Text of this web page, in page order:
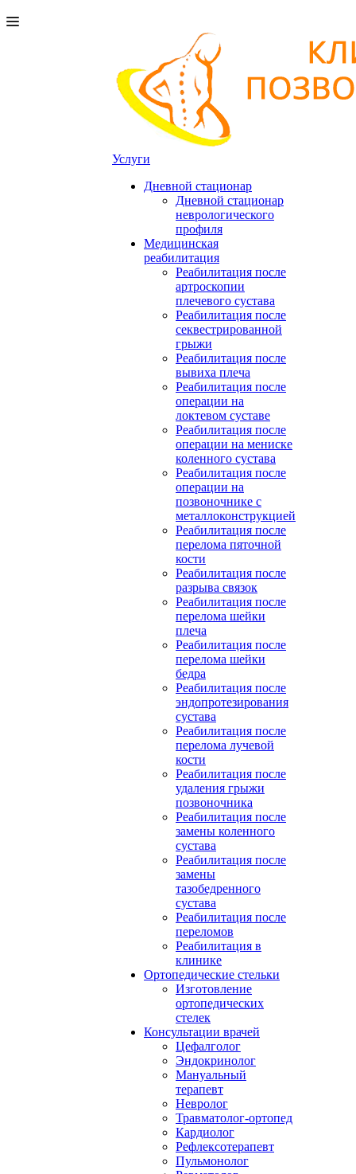
Услуги
Дневной стационар
Дневной стационар
неврологического
профиля
Медицинская
реабилитация
Реабилитация после
артроскопии
плечевого сустава
Реабилитация после
секвестрированной
грыжи
Реабилитация после
вывиха плеча
Реабилитация после
операции на
локтевом суставе
Реабилитация после
операции на мениске
коленного сустава
Реабилитация после
операции на
позвоночнике с
металлоконструкцией
Реабилитация после
перелома пяточной
кости
Реабилитация после
разрыва связок
Реабилитация после
перелома шейки
плеча
Реабилитация после
перелома шейки
бедра
Реабилитация после
эндопротезирования
сустава
Реабилитация после
перелома лучевой
кости
Реабилитация после
удаления грыжи
позвоночника
Реабилитация после
замены коленного
сустава
Реабилитация после
замены
тазобедренного
сустава
Реабилитация после
переломов
Реабилитация в
клинике
Ортопедические стельки
Изготовление
ортопедических
стелек
Консультации врачей
Цефалголог
Эндокринолог
Мануальный
терапевт
Невролог
Травматолог-ортопед
Кардиолог
Рефлексотерапевт
Пульмонолог